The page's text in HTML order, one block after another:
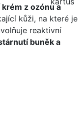
z ozónu a
kůži, na které je
reaktivní
buněk a